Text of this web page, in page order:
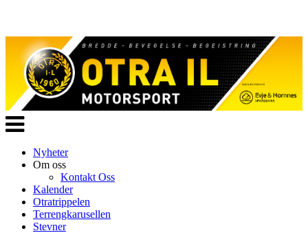
Veksle
navigasjon
Nyheter
Om oss
Kontakt Oss
Kalender
Otratrippelen
Terrengkarusellen
Stevner